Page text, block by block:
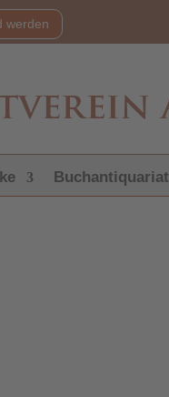
werden
Buchantiquariat